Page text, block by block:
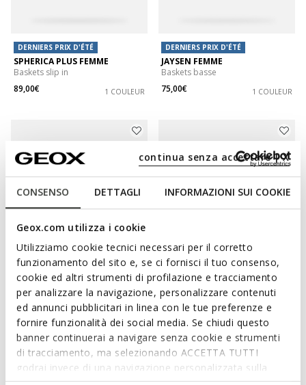
CONSENSO DETTAGLI INFORMAZIONI SUI COOKIE
Geox.com utilizza i cookie
Utilizziamo cookie tecnici necessari per il corretto
funzionamento del sito e, se ci fornisci il tuo consenso,
cookie ed altri strumenti di profilazione e tracciamento
per analizzare la navigazione, personalizzare contenuti
ed annunci pubblicitari in linea con le tue preferenze e
fornire funzionalità dei social media. Se chiudi questo
banner continuerai a navigare senza cookie e strumenti
di tracciamento, ma selezionando ACCETTA TUTTI
godrai invece di una navigazione personalizzata sulla
continua senza accettare | X
DERNIERS PRIX D'ÉTÉ
SPHERICA PLUS FEMME
Baskets slip in
89,00€
1 COULEUR
DERNIERS PRIX D'ÉTÉ
JAYSEN FEMME
Baskets basse
75,00€
1 COULEUR
FLEXTRIDE PLUS FEMME
Baskets slip in
69,00€
1 COULEUR
SPHERICA PLUS FEMME
Baskets slip in
75,00€
3 COULEURS